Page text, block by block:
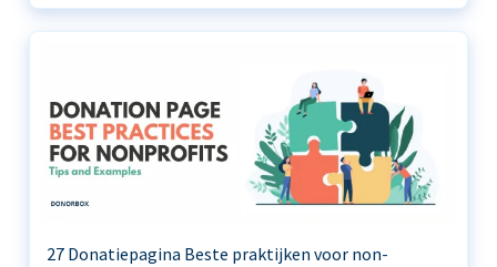
27 Donatiepagina Beste praktijken voor non-